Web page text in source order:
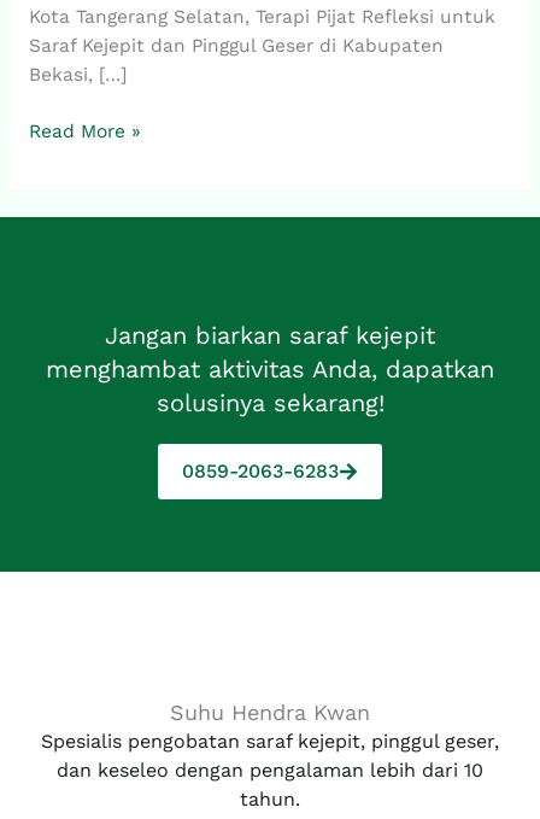
Kota Tangerang Selatan, Terapi Pijat Refleksi untuk
Saraf Kejepit dan Pinggul Geser di Kabupaten
Bekasi, […]
Jakarta
Timur
Read More »
Jangan biarkan saraf kejepit
menghambat aktivitas Anda, dapatkan
solusinya sekarang!
0859-2063-6283
Suhu Hendra Kwan
Spesialis pengobatan saraf kejepit, pinggul geser,
dan keseleo dengan pengalaman lebih dari 10
tahun.